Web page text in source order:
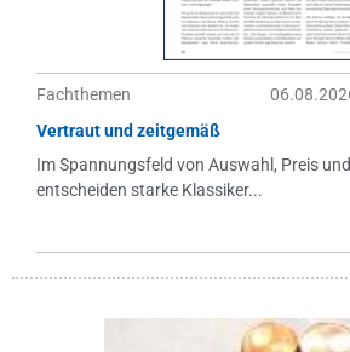
Fachthemen
Vertraut und zeitgemäß
Im Spannungsfeld von Auswahl, Preis
entscheiden starke Klassiker...